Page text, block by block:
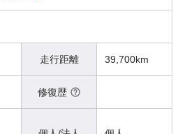
走行距離 39,700km
修復歴